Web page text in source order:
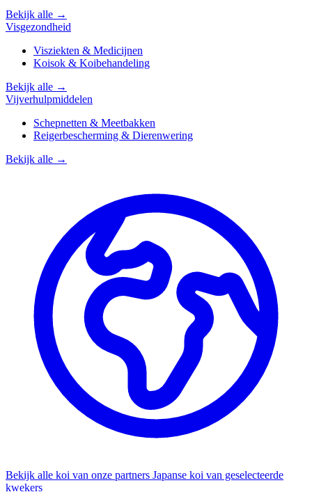
Bekijk alle →
Visgezondheid
Visziekten & Medicijnen
Koisok & Koibehandeling
Bekijk alle →
Vijverhulpmiddelen
Schepnetten & Meetbakken
Reigerbescherming & Dierenwering
Bekijk alle →
Bekijk alle koi van onze partners Japanse koi van geselecteerde
kwekers